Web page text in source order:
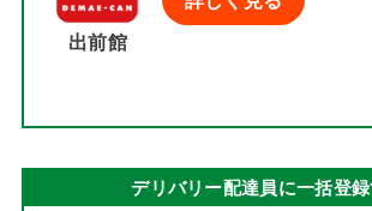
出前館
デリバリー配達員に一括登録